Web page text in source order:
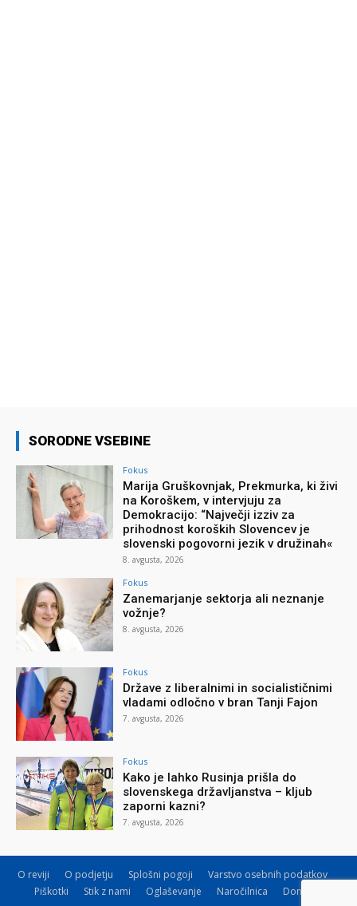
SORODNE VSEBINE
Fokus
Marija Gruškovnjak, Prekmurka, ki živi
na Koroškem, v intervjuju za
Demokracijo: “Največji izziv za
prihodnost koroških Slovencev je
slovenski pogovorni jezik v družinah«
8. avgusta, 2026
Fokus
Zanemarjanje sektorja ali neznanje
vožnje?
8. avgusta, 2026
Fokus
Države z liberalnimi in socialističnimi
vladami odločno v bran Tanji Fajon
7. avgusta, 2026
Fokus
Kako je lahko Rusinja prišla do
slovenskega državljanstva – kljub
zaporni kazni?
7. avgusta, 2026
O reviji O podjetju Splošni pogoji
Varstvo osebnih podatkov
Piškotki
Stik z nami Oglaševanje Naročilnica Donacije